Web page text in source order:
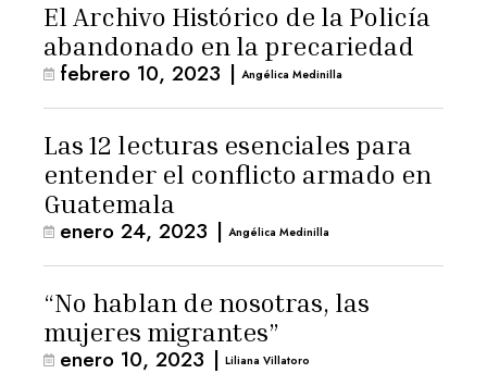
El Archivo Histórico de la Policía
abandonado en la precariedad
febrero 10, 2023 | Angélica Medinilla
Las 12 lecturas esenciales para
entender el conflicto armado en
Guatemala
enero 24, 2023 | Angélica Medinilla
“No hablan de nosotras, las
mujeres migrantes”
enero 10, 2023 | Liliana Villatoro